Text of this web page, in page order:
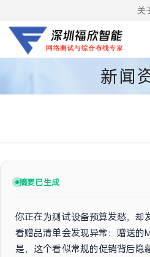
关
新闻
摘要已生成
你正在为测试设备预算发愁，却
看赠品清单会发现异常：赠送的
是，这个看似常规的促销背后